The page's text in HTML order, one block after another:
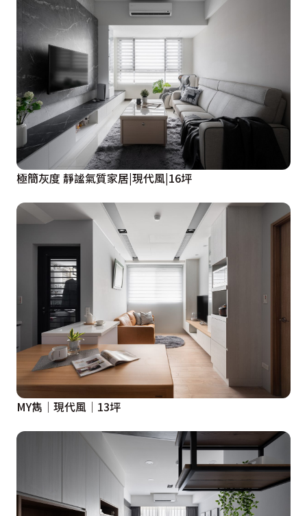
極簡灰度 靜謐氣質家居|現代風|16坪
MY雋│現代風│13坪